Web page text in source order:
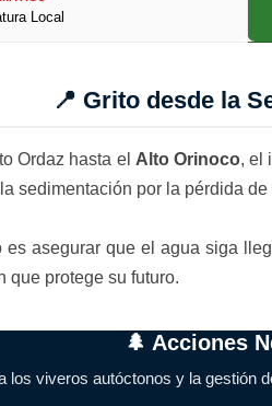
Local
📍 Grito desde la
Ordaz hasta el Alto Orinoco, el
sedimentación por la pérdida
es asegurar que el agua siga
que protege su futuro.
🌲 Acciones
los viveros autóctonos y la gestión